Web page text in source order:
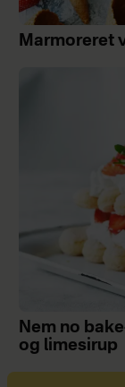
Marmoreret
Nem no
og limesirup